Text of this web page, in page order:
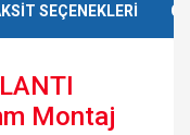
SEÇENEKLERİ
Montaj